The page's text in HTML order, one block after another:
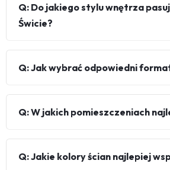
Q: Do jakiego stylu wnętrza
Świcie?
Q: Jak wybrać odpowiedni
Q: W jakich pomieszczeniach
Q: Jakie kolory ścian najlepiej